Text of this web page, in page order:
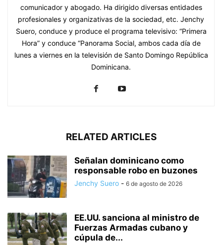
comunicador y abogado. Ha dirigido diversas entidades
profesionales y organizativas de la sociedad, etc. Jenchy
Suero, conduce y produce el programa televisivo: “Primera
Hora” y conduce “Panorama Social, ambos cada día de
lunes a viernes en la televisión de Santo Domingo República
Dominicana.
RELATED ARTICLES
Señalan dominicano como
responsable robo en buzones
Jenchy Suero - 6 de agosto de 2026
EE.UU. sanciona al ministro de
Fuerzas Armadas cubano y
cúpula de...